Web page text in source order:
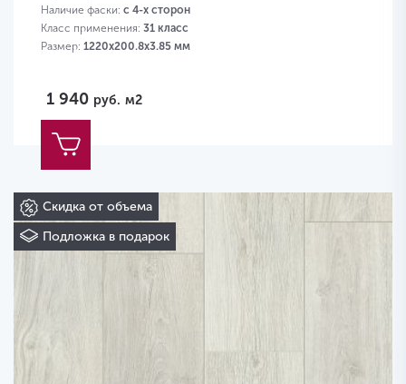
Наличие фаски: с 4-х сторон
Класс применения: 31 класс
Размер: 1220х200.8х3.85 мм
1 940 руб. м2
Скидка от объема
Подложка в подарок